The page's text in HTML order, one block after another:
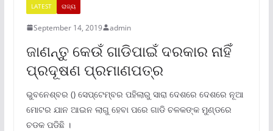
LATEST ରାଜ୍ୟ
September 14, 2019 admin
ଜାଣନ୍ତୁ କେଉଁ ଗାଡିପାଇଁ ଦରକାର ନାହିଁ
ପ୍ରଦୂଷଣ ପ୍ରମାଣପତ୍ର
ଭୁବନେଶ୍ବର () ସେପ୍ଟେମ୍ବର ପହିଲାରୁ ସାରା ଦେଶରେ ଦେଶରେ ନୂଆ
ମୋଟର ଯାନ ଆଇନ ଲାଗୁ ହେବା ପରେ ଗାଡି ଚଳକଙ୍କ ମୁଣ୍ଡରେ
ଚଡକ ପଡିଛି ।